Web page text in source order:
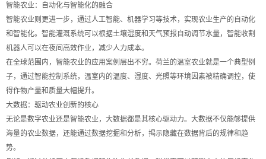
智能农业：自动化与智能化的融合
智能农业则更进一步，通过人工智能、机器学习等技术，实现农业生产的自动化
和智能化。智能灌溉系统可以根据土壤湿度和天气预报自动调节水量，智能收割
机器人可以在夜间高效作业，减少人力成本。
在全球范围内，智能农业的应用案例层出不穷。荷兰的温室农业就是一个典型例
子，通过智能控制系统，温室内的温度、湿度、光照等环境因素被精确调控，使
得作物产量和质量大幅提升。
大数据：驱动农业创新的核心
无论是数字农业还是智能农业，大数据都是其核心驱动力。大数据不仅能够提供
海量的农业数据，还能通过数据挖掘和分析，揭示隐藏在数据背后的规律和趋
势。